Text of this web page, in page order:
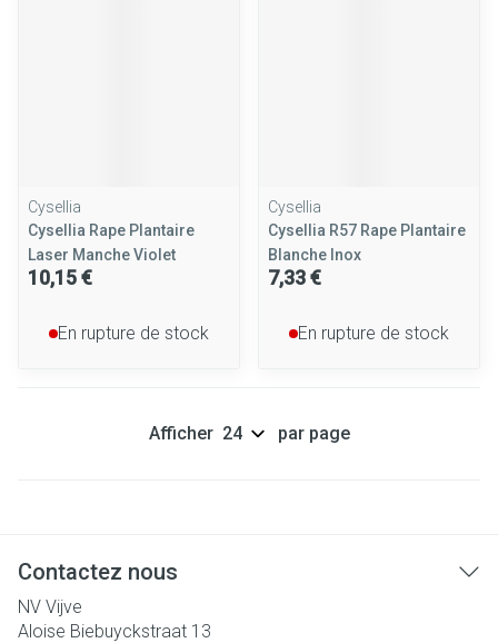
Cysellia
Cysellia Rape Plantaire
Laser Manche Violet
10,15 €
En rupture de stock
Cysellia
Cysellia R57 Rape Plantaire
Blanche Inox
7,33 €
En rupture de stock
Afficher par page
Contactez nous
NV Vijve
Aloise Biebuyckstraat 13